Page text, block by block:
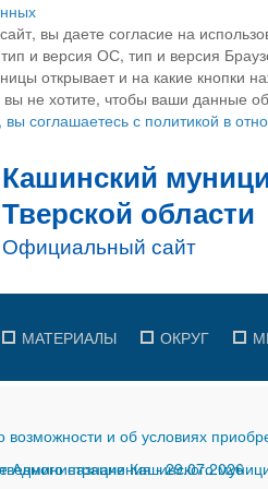
вы даете согласие на
и версия ОС, тип и версия
открывает и на какие кнопки
не хотите, чтобы ваши данные
вы соглашаетесь с политикой в
МАТЕРИАЛЫ ОКРУГ
и об условиях
назначения-29.07.2026
Администрации Кашинского